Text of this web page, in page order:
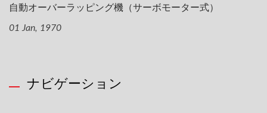
自動オーバーラッピング機（サーボモーター式）
01 Jan, 1970
ナビゲーション